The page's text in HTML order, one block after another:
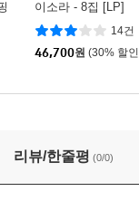
이소라 - 8집 [LP]
14건
46,700원 (30% 할
모음집 박스세트
리뷰/한줄평 (0/0)